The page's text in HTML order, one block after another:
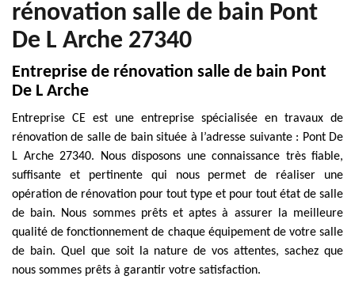
rénovation salle de bain Pont
De L Arche 27340
Entreprise de rénovation salle de bain Pont
De L Arche
Entreprise CE est une entreprise spécialisée en travaux de
rénovation de salle de bain située à l’adresse suivante : Pont De
L Arche 27340. Nous disposons une connaissance très fiable,
suffisante et pertinente qui nous permet de réaliser une
opération de rénovation pour tout type et pour tout état de salle
de bain. Nous sommes prêts et aptes à assurer la meilleure
qualité de fonctionnement de chaque équipement de votre salle
de bain. Quel que soit la nature de vos attentes, sachez que
nous sommes prêts à garantir votre satisfaction.